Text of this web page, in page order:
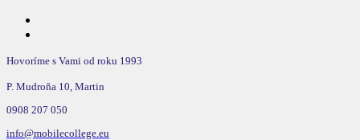
Hovoríme s Vami od roku 1993
P. Mudroňa 10, Martin
0908 207 050
info@mobilecollege.eu